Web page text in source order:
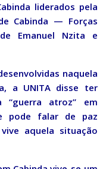
liderados pela
Cabinda — Forças
de Emanuel Nzita e
naquela
a UNITA disse ter
“guerra atroz” em
pode falar de paz
aquela situação